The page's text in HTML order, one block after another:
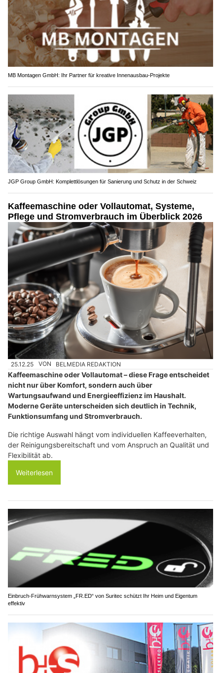
MB Montagen GmbH: Ihr Partner für kreative Innenausbau-Projekte
JGP Group GmbH: Komplettlösungen für Sanierung und Schutz in der Schweiz
Kaffeemaschine oder Vollautomat, Systeme,
Pflege und Stromverbrauch im Überblick 2026
25.12.25 VON BELMEDIA REDAKTION
Kaffeemaschine oder Vollautomat – diese Frage entscheidet
nicht nur über Komfort, sondern auch über
Wartungsaufwand und Energieeffizienz im Haushalt.
Moderne Geräte unterscheiden sich deutlich in Technik,
Funktionsumfang und Stromverbrauch.
Die richtige Auswahl hängt vom individuellen Kaffeeverhalten,
der Reinigungsbereitschaft und vom Anspruch an Qualität und
Flexibilität ab.
Weiterlesen
Einbruch-Frühwarnsystem „FR.ED“ von Suritec schützt Ihr Heim und Eigentum
effektiv